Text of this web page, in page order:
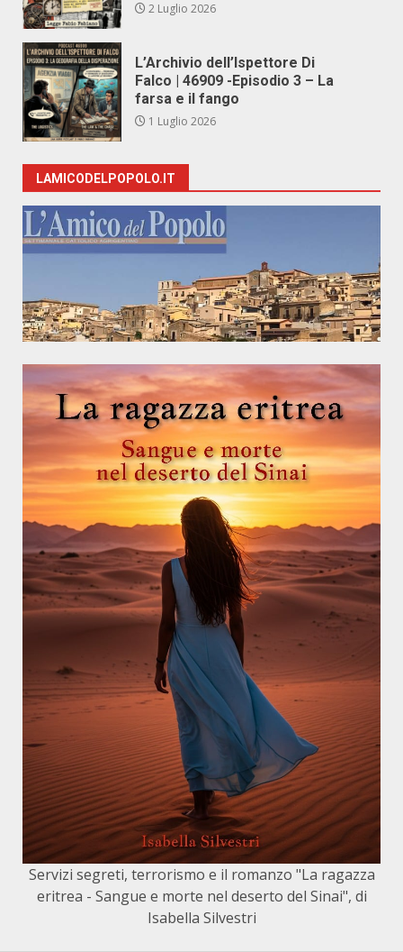
2 Luglio 2026
L’Archivio dell’Ispettore Di
Falco | 46909 -Episodio 3 – La
farsa e il fango
1 Luglio 2026
LAMICODELPOPOLO.IT
Servizi segreti, terrorismo e il romanzo "La ragazza
eritrea - Sangue e morte nel deserto del Sinai", di
Isabella Silvestri